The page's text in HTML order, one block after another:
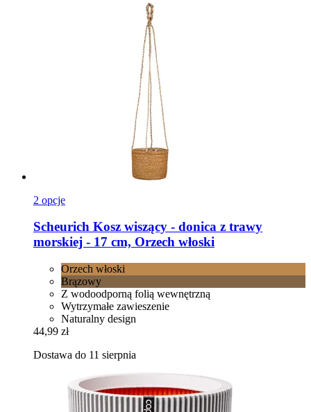
2 opcje
Scheurich Kosz wiszący -​ donica z trawy
morskiej -​ 17 cm, Orzech włoski
Orzech włoski
Brązowy
Z wodoodporną folią wewnętrzną
Wytrzymałe zawieszenie
Naturalny design
44,99 zł
Dostawa do 11 sierpnia